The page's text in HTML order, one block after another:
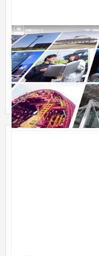
北陸建工グループ コ
企業サイト 製造業 151
コーポレートサイトを企
ていただきました。「
トをも...